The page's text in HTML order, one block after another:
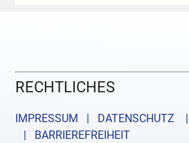
RECHTLICHES
IMPRESSUM | DATENSCHUTZ |
| BARRIEREFREIHEIT